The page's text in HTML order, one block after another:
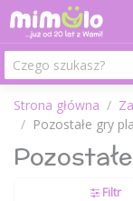
Strona główna
Pozostałe gry
Filtr